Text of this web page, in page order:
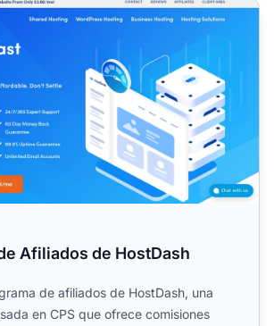
de HostDash
Afiliados de HostDash
de afiliados de HostDash, una
en CPS que ofrece comisiones